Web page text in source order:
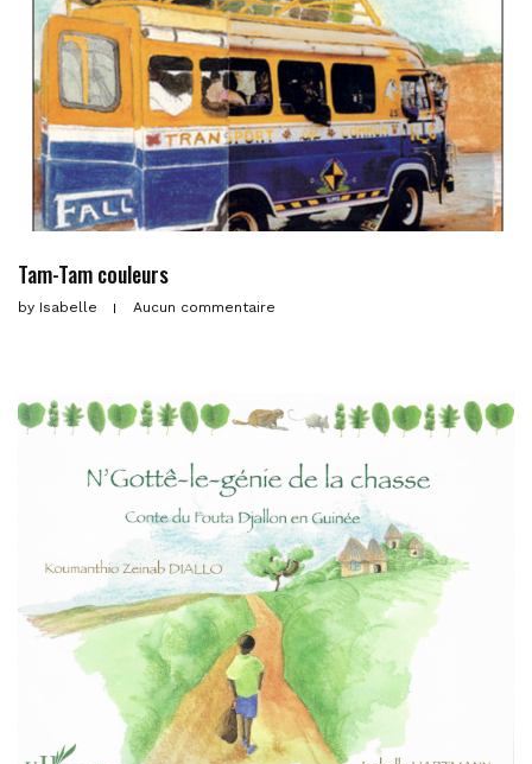
Tam-Tam couleurs
by Isabelle Aucun commentaire